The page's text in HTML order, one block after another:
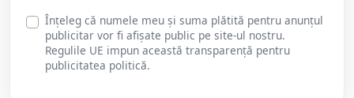
Înțeleg că numele meu și suma plătită pentru anunțul
publicitar vor fi afișate public pe site-ul nostru.
Regulile UE impun această transparență pentru
publicitatea politică.